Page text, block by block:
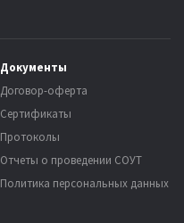
Документы
Договор-оферта
Сертификаты
Протоколы
Отчеты о проведении СОУТ
Политика персональных данных